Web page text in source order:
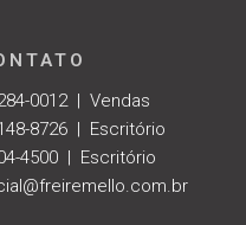
0012 | Vendas
8726 | Escritório
4500 | Escritório